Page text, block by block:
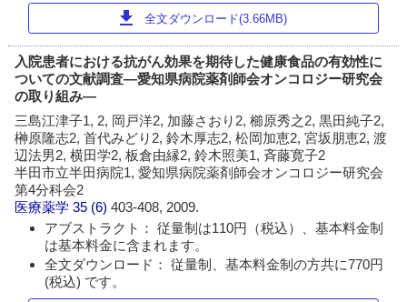
download 全文ダウンロード(3.66MB)
入院患者における抗がん効果を期待した健康食品の有効性に
ついての文献調査―愛知県病院薬剤師会オンコロジー研究会
の取り組み―
三島江津子1, 2, 岡戸洋2, 加藤さおり2, 櫛原秀之2, 黒田純子2,
榊原隆志2, 首代みどり2, 鈴木厚志2, 松岡加恵2, 宮坂朋恵2, 渡
辺法男2, 横田学2, 板倉由縁2, 鈴木照美1, 斉藤寛子2
半田市立半田病院1, 愛知県病院薬剤師会オンコロジー研究会
第4分科会2
医療薬学 35 (6)403-408, 2009.
アブストラクト： 従量制は110円（税込）、基本料金制
は基本料金に含まれます。
全文ダウンロード： 従量制、基本料金制の方共に770円
(税込) です。